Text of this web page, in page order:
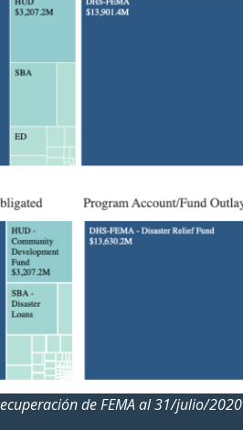
de FEMA al 31/julio/2020